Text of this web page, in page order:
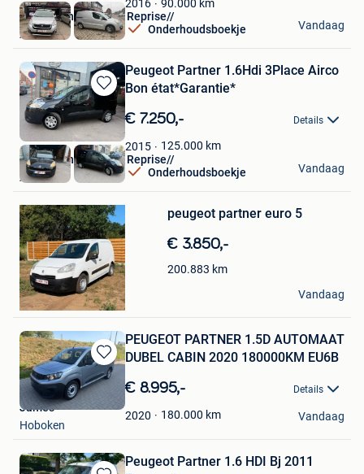
2016 90.000 km
Onderhoudsboekje
AUTO/Achat Vendre Reprise//
Asse
Vandaag
Bewaren
in
Mijn
Favorieten
Peugeot Partner 1.6Hdi 3Place Airco
Bon état*Garantie*
€ 7.250,- Details
2015 125.000 km
Onderhoudsboekje
AUTO/Achat Vendre Reprise//
Asse
Vandaag
in
Mijn
Favorieten
peugeot partner euro 5
€ 3.850,-
200.883 km
David
Heusden
Vandaag
Bewaren
in
Mijn
Favorieten
PEUGEOT PARTNER 1.5D AUTOMAAT
DUBEL CABIN 2020 180000KM EU6B
€ 8.995,- Details
2020 180.000 km
James
Hoboken
Vandaag
Peugeot Partner 1.6 HDI Bj 2011